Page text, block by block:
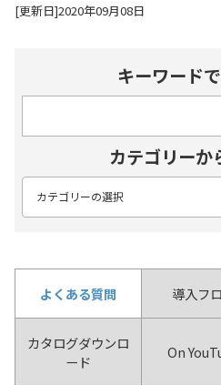
[更新日]2020年09月08日
キーワード
カテゴリーか
よくある質問 導入フ
カタログダウンロ
ード
On